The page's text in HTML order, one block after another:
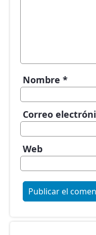
Nombre *
Correo
Web